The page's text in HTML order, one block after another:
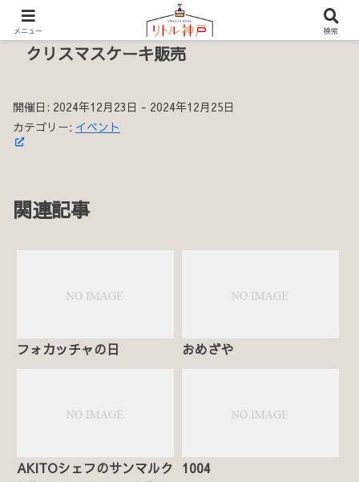
クリスマスケーキ販売
開催日: 2024年12月23日 - 2024年12月25日
カテゴリー: イベント
関連記事
フォカッチャの日 おめざや
AKITOシェフのサンマルク 1004
メニュー 検索